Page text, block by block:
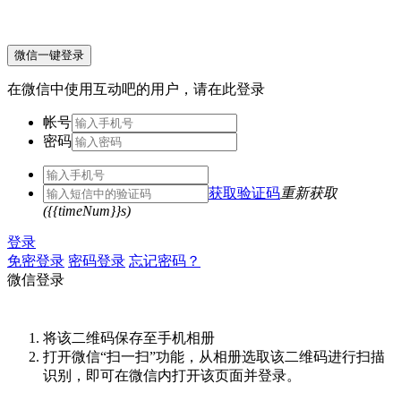
微信一键登录
在微信中使用互动吧的用户，请在此登录
帐号
密码
获取验证码重新获取
({{timeNum}}s)
登录
免密登录 密码登录 忘记密码？
微信登录
将该二维码保存至手机相册
打开微信“扫一扫”功能，从相册选取该二维码进行扫描
识别，即可在微信内打开该页面并登录。